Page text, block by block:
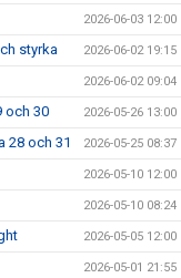
2026-06-03 12:00
styrka 2026-06-02 19:15
2026-06-02 09:04
och 30 2026-05-26 13:00
28 och 31 2026-05-25 08:37
2026-05-10 12:00
2026-05-10 08:24
2026-05-05 12:00
2026-05-01 21:55